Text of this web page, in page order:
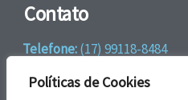
Políticas de Cookies
Contato
Telefone:(17) 99118-8484
WhatsApp:+55 (17) 99118-8484